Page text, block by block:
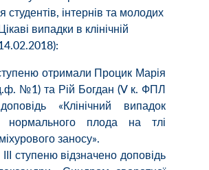
студентів, інтернів та молодих
випадки в клінічній
отримали Процик Марія
№1) та Рій Богдан (V к. ФПЛ
«Клінічний випадок
нормального плода на тлі
заносу».
ступеню відзначено доповідь